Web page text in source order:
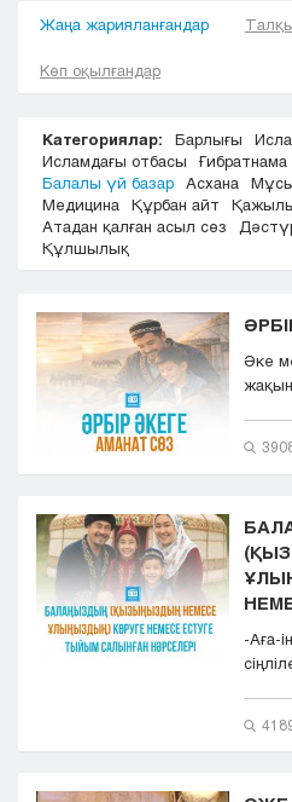
Актобе
Жезказган
Кокшетау
Костанай
Кызылорда
Павлодар
Петропавловск
Талдыкорган
Тараз
Туркестан
Усть-Каменогорск
Шымкент
Жаңа жарияланғандар
Көп оқылғандар
Категориялар: Барлығы
Исламдағы отбасы
Ғибратнама
Балалы үй базар
Асхана
Медицина
Құрбан айт
Атадан қалған асыл сөз
Құлшылық
Әке
-Аға-